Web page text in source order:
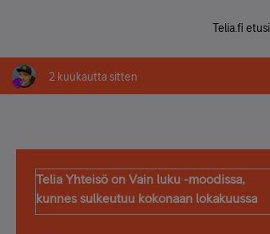
Telia.fi
2 kuukautta sitten
Telia Yhteisö on Vain luku -moodissa,
kunnes sulkeutuu kokonaan lokakuussa